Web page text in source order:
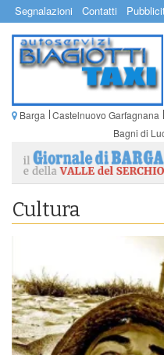
Segnalazioni Contatti
Barga Castelnuovo Garfagnana
Bagni di
Cultura